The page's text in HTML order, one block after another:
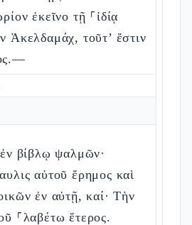
ἐκεῖνο τῇ ⸀ἰδίᾳ
Ἁκελδαμάχ, τοῦτ’ ἔστιν
βίβλῳ ψαλμῶν·
αὐτοῦ ἔρημος καὶ
ἐν αὐτῇ, καί· Τὴν
⸀λαβέτω ἕτερος.